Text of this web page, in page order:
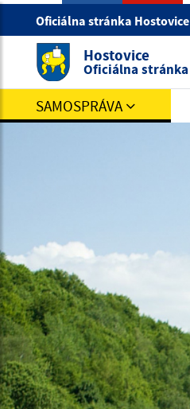
Oficiálna stránka Hostovice
Hostovice
Oficiálna stránka
SAMOSPRÁVA